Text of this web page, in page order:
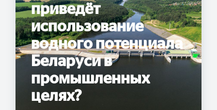
приведёт
использование
водного потенциала
Беларуси в
промышленных
целях?